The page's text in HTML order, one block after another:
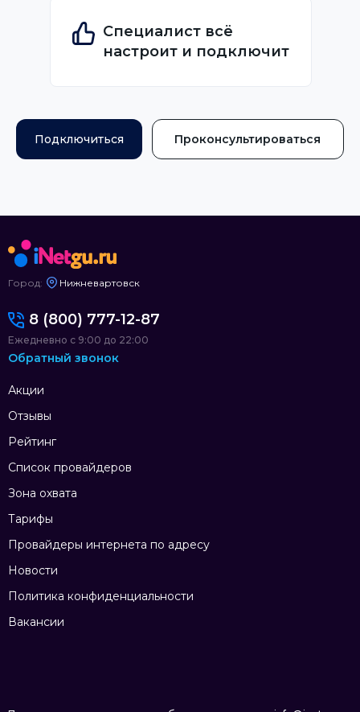
Специалист всё
настроит и подключит
Подключиться Проконсультироваться
Город: Нижневартовск
Акции
Отзывы
Рейтинг
Список провайдеров
Зона охвата
Тарифы
Провайдеры интернета по адресу
Новости
Политика конфиденциальности
Вакансии
8 (800) 777-12-87
Ежедневно с 9:00 до 22:00
Обратный звонок